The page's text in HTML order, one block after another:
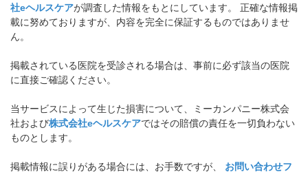
社eヘルスケアが調査した情報をもとにしています。 正確な情報掲
載に努めておりますが、内容を完全に保証するものではありませ
ん。
掲載されている医院を受診される場合は、事前に必ず該当の医院
に直接ご確認ください。
当サービスによって生じた損害について、ミーカンパニー株式会
社および株式会社eヘルスケアではその賠償の責任を一切負わない
ものとします。
掲載情報に誤りがある場合には、お手数ですが、
お問い合わせフ